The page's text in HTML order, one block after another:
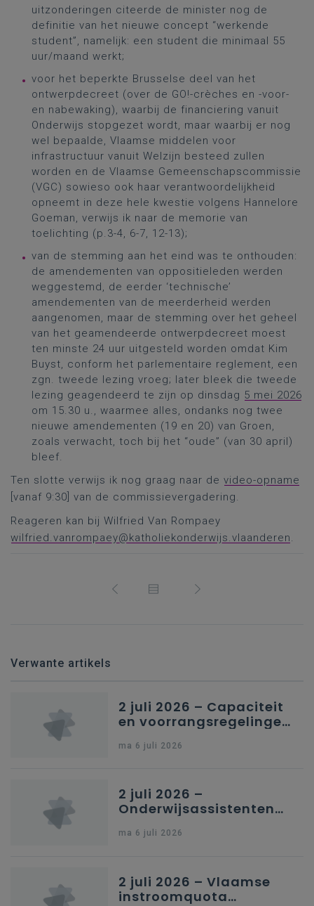
uitzonderingen citeerde de minister nog de
definitie van het nieuwe concept “werkende
student”, namelijk: een student die minimaal 55
uur/maand werkt;
voor het beperkte Brusselse deel van het
ontwerpdecreet (over de GO!-crèches en -voor-
en nabewaking), waarbij de financiering vanuit
Onderwijs stopgezet wordt, maar waarbij er nog
wel bepaalde, Vlaamse middelen voor
infrastructuur vanuit Welzijn besteed zullen
worden en de Vlaamse Gemeenschapscommissie
(VGC) sowieso ook haar verantwoordelijkheid
opneemt in deze hele kwestie volgens Hannelore
Goeman, verwijs ik naar de memorie van
toelichting (p.3-4, 6-7, 12-13);
van de stemming aan het eind was te onthouden:
de amendementen van oppositieleden werden
weggestemd, de eerder ‘technische’
amendementen van de meerderheid werden
aangenomen, maar de stemming over het geheel
van het geamendeerde ontwerpdecreet moest
ten minste 24 uur uitgesteld worden omdat Kim
Buyst, conform het parlementaire reglement, een
zgn. tweede lezing vroeg; later bleek die tweede
lezing geagendeerd te zijn op dinsdag 5 mei 2026
om 15.30 u., waarmee alles, ondanks nog twee
nieuwe amendementen (19 en 20) van Groen,
zoals verwacht, toch bij het “oude” (van 30 april)
bleef.
Ten slotte verwijs ik nog graag naar de video-opname
[vanaf 9:30] van de commissievergadering.
Reageren kan bij Wilfried Van Rompaey
wilfried.vanrompaey@katholiekonderwijs.vlaanderen.
Verwante artikels
2 juli 2026 – Capaciteit
en voorrangsregelingen
secundair onderwijs in
ma 6 juli 2026
2 juli 2026 –
Onderwijsassistenten
kleuteronderwijs
ma 6 juli 2026
2 juli 2026 – Vlaamse
instroomquota